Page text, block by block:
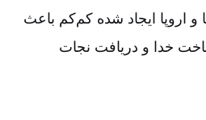
و اروپا ایجاد شده کم‌‌کم باعث
خدا و دریافت نجات